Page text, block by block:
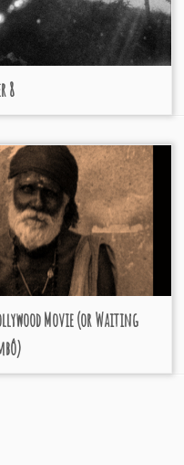
8
Movie (or Waiting